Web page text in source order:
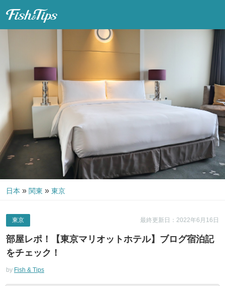
日本 » 関東 » 東京
最終更新日：2022年6月16日
東京
部屋レポ！【東京マリオットホテル】ブログ宿泊記
をチェック！
by Fish & Tips